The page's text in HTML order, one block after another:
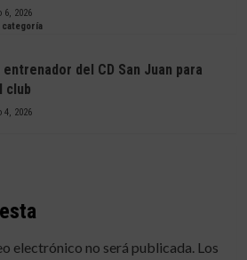
6, 2026
categoría
del CD San Juan para
club
4, 2026
electrónico no será publicada. Los